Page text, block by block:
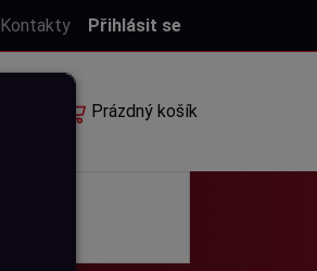
Kontakty Přihlásit se
Prázdný košík